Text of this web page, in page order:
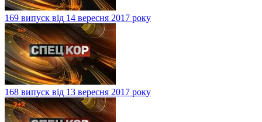
169 випуск від 14 вересня 2017 року
168 випуск від 13 вересня 2017 року